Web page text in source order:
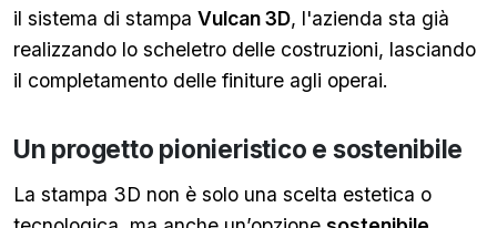
il sistema di stampa Vulcan 3D, l'azienda sta già
realizzando lo scheletro delle costruzioni, lasciando
il completamento delle finiture agli operai.
Un progetto pionieristico e sostenibile
La stampa 3D non è solo una scelta estetica o